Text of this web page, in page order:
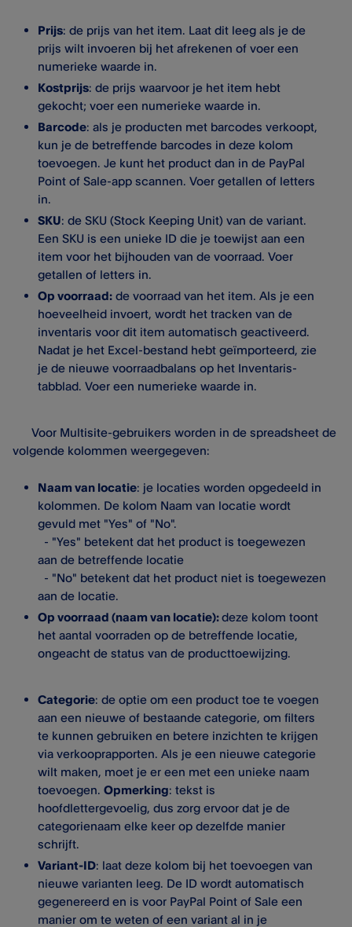
Prijs: de prijs van het item. Laat dit leeg als je de
prijs wilt invoeren bij het afrekenen of voer een
numerieke waarde in.
Kostprijs: de prijs waarvoor je het item hebt
gekocht; voer een numerieke waarde in.
Barcode: als je producten met barcodes verkoopt,
kun je de betreffende barcodes in deze kolom
toevoegen. Je kunt het product dan in de PayPal
Point of Sale-app scannen. Voer getallen of letters
in.
SKU: de SKU (Stock Keeping Unit) van de variant.
Een SKU is een unieke ID die je toewijst aan een
item voor het bijhouden van de voorraad. Voer
getallen of letters in.
Op voorraad: de voorraad van het item. Als je een
hoeveelheid invoert, wordt het tracken van de
inventaris voor dit item automatisch geactiveerd.
Nadat je het Excel-bestand hebt geïmporteerd, zie
je de nieuwe voorraadbalans op het Inventaris-
tabblad. Voer een numerieke waarde in.
Voor Multisite-gebruikers worden in de spreadsheet de
volgende kolommen weergegeven:
Naam van locatie: je locaties worden opgedeeld in
kolommen. De kolom Naam van locatie wordt
gevuld met "Yes" of "No".
- "Yes" betekent dat het product is toegewezen
aan de betreffende locatie
- "No" betekent dat het product niet is toegewezen
aan de locatie.
Op voorraad (naam van locatie):deze kolom toont
het aantal voorraden op de betreffende locatie,
ongeacht de status van de producttoewijzing.
Categorie: de optie om een product toe te voegen
aan een nieuwe of bestaande categorie, om filters
te kunnen gebruiken en betere inzichten te krijgen
via verkooprapporten. Als je een nieuwe categorie
wilt maken, moet je er een met een unieke naam
toevoegen. Opmerking: tekst is
hoofdlettergevoelig, dus zorg ervoor dat je de
categorienaam elke keer op dezelfde manier
schrijft.
Variant-ID: laat deze kolom bij het toevoegen van
nieuwe varianten leeg. De ID wordt automatisch
gegenereerd en is voor PayPal Point of Sale een
manier om te weten of een variant al in je